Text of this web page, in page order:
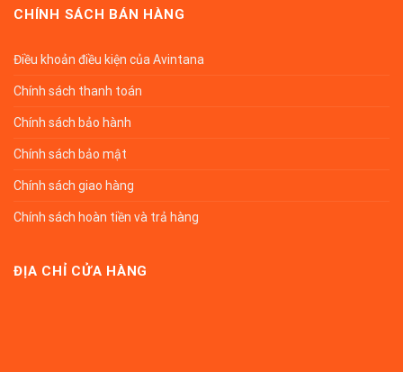
CHÍNH SÁCH BÁN HÀNG
Điều khoản điều kiện của Avintana
Chính sách thanh toán
Chính sách bảo hành
Chính sách bảo mật
Chính sách giao hàng
Chính sách hoàn tiền và trả hàng
ĐỊA CHỈ CỬA HÀNG